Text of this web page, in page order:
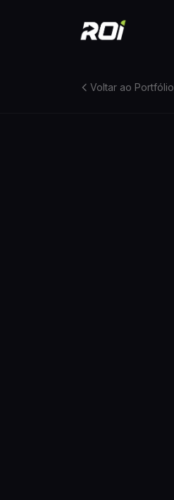
Voltar ao Portfólio